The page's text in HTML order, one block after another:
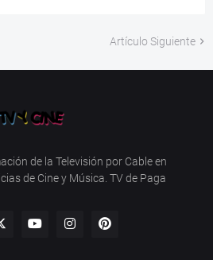
Artículo Siguiente
de la Televisión por Cable en
de Cine y Música. TV de Paga